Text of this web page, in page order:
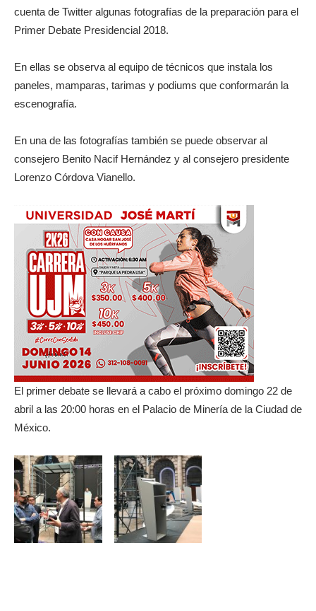
cuenta de Twitter algunas fotografías de la preparación para el
Primer Debate Presidencial 2018.
En ellas se observa al equipo de técnicos que instala los
paneles, mamparas, tarimas y podiums que conformarán la
escenografía.
En una de las fotografías también se puede observar al
consejero Benito Nacif Hernández y al consejero presidente
Lorenzo Córdova Vianello.
El primer debate se llevará a cabo el próximo domingo 22 de
abril a las 20:00 horas en el Palacio de Minería de la Ciudad de
México.